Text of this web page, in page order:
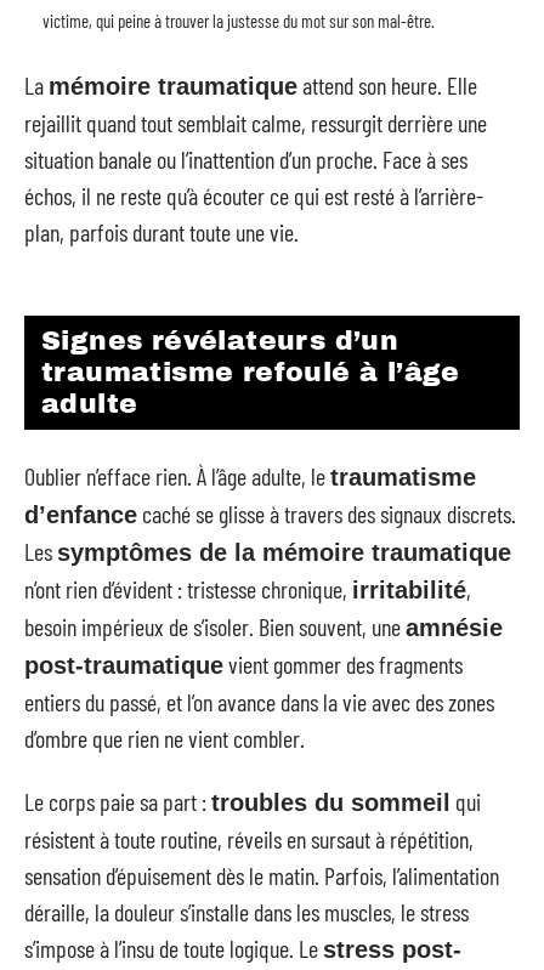
victime, qui peine à trouver la justesse du mot sur son mal-être.
La mémoire traumatiqueattend son heure. Elle
rejaillit quand tout semblait calme, ressurgit derrière une
situation banale ou l’inattention d’un proche. Face à ses
échos, il ne reste qu’à écouter ce qui est resté à l’arrière-
plan, parfois durant toute une vie.
Signes révélateurs d’un
traumatisme refoulé à l’âge
adulte
Oublier n’efface rien. À l’âge adulte, letraumatisme
d’enfance caché se glisse à travers des signaux discrets.
Les symptômes de la mémoire traumatique
n’ont rien d’évident : tristesse chronique, irritabilité,
besoin impérieux de s’isoler. Bien souvent, uneamnésie
post-traumatiquevient gommer des fragments
entiers du passé, et l’on avance dans la vie avec des zones
d’ombre que rien ne vient combler.
Le corps paie sa part :troubles du sommeil qui
résistent à toute routine, réveils en sursaut à répétition,
sensation d’épuisement dès le matin. Parfois, l’alimentation
déraille, la douleur s’installe dans les muscles, le stress
s’impose à l’insu de toute logique. Le stress post-